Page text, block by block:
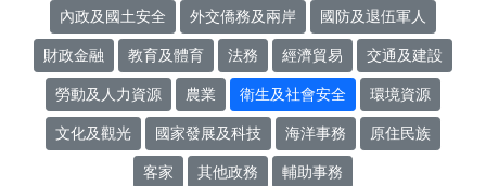
內政及國土安全 外交僑務及兩岸 國防及退伍軍人
財政金融 教育及體育 法務 經濟貿易 交通及建設
勞動及人力資源 農業 衛生及社會安全 環境資源
文化及觀光 國家發展及科技 海洋事務 原住民族
客家 其他政務 輔助事務